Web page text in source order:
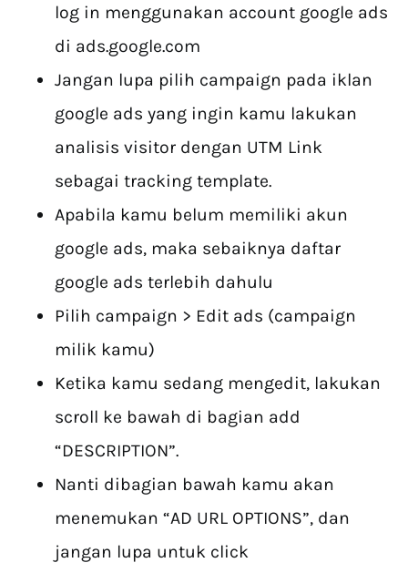
log in menggunakan account google ads
di ads.google.com
Jangan lupa pilih campaign pada iklan
google ads yang ingin kamu lakukan
analisis visitor dengan UTM Link
sebagai tracking template.
Apabila kamu belum memiliki akun
google ads, maka sebaiknya daftar
google ads terlebih dahulu
Pilih campaign > Edit ads (campaign
milik kamu)
Ketika kamu sedang mengedit, lakukan
scroll ke bawah di bagian add
“DESCRIPTION”.
Nanti dibagian bawah kamu akan
menemukan “AD URL OPTIONS”, dan
jangan lupa untuk click